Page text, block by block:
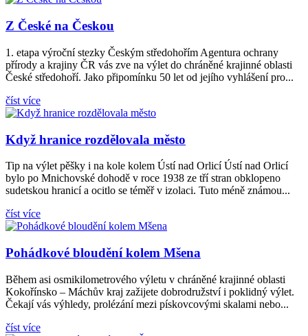
Z České na Českou
1. etapa výroční stezky Českým středohořím Agentura ochrany
přírody a krajiny ČR vás zve na výlet do chráněné krajinné oblasti
České středohoří. Jako připomínku 50 let od jejího vyhlášení pro...
číst více
Když hranice rozdělovala město
Tip na výlet pěšky i na kole kolem Ústí nad Orlicí Ústí nad Orlicí
bylo po Mnichovské dohodě v roce 1938 ze tří stran obklopeno
sudetskou hranicí a ocitlo se téměř v izolaci. Tuto méně známou...
číst více
Pohádkové bloudění kolem Mšena
Během asi osmikilometrového výletu v chráněné krajinné oblasti
Kokořínsko – Máchův kraj zažijete dobrodružství i poklidný výlet.
Čekají vás výhledy, prolézání mezi pískovcovými skalami nebo...
číst více